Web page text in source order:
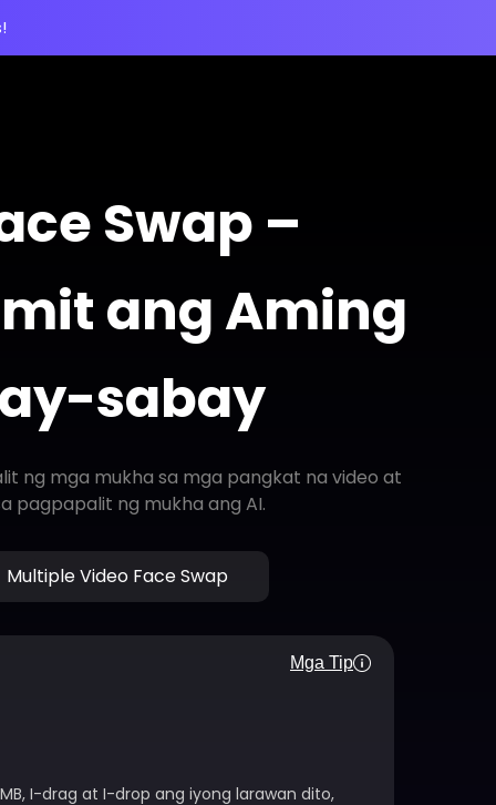
Swap –
ang Aming
sabay
ng mga mukha sa mga pangkat na video at
pagpapalit ng mukha ang AI.
Multiple Video Face Swap
MB, I-drag at I-drop ang iyong larawan dito,
Mga Tip